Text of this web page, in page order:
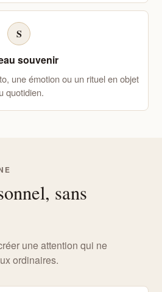
S
souvenir
une émotion ou un rituel en objet
quotidien.
sans
une attention qui ne
ordinaires.